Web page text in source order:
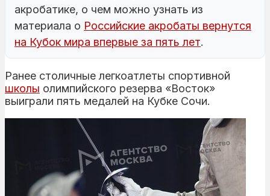
акробатике, о чем можно узнать из
материала о Российские акробаты вернутся
на Кубок мира впервые за пять лет.
Ранее столичные легкоатлеты спортивной
школы олимпийского резерва «Восток»
выиграли пять медалей на Кубке Сочи.